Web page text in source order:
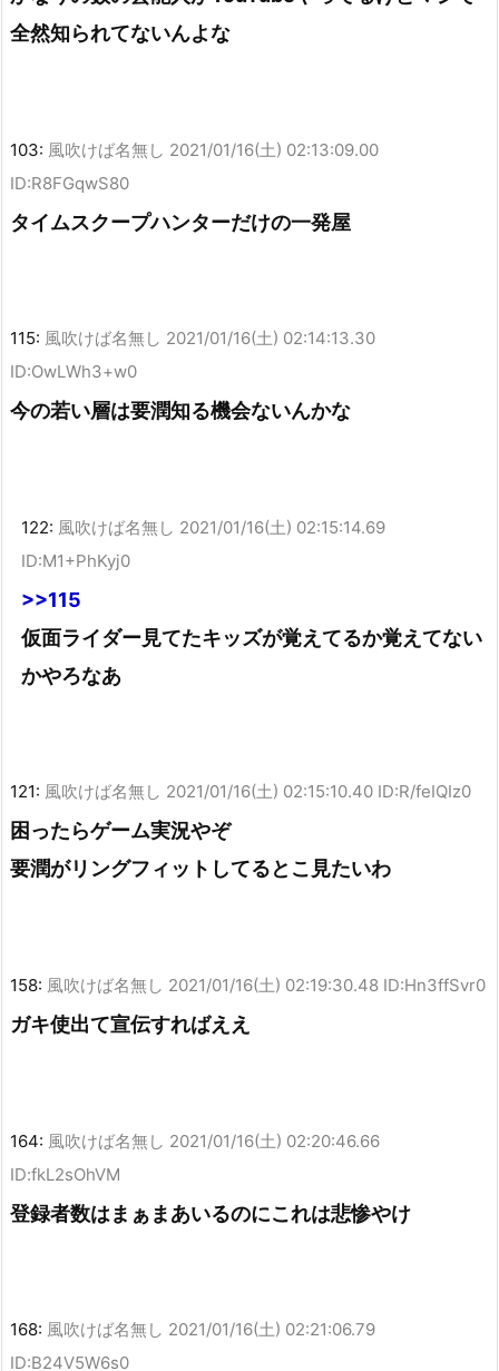
全然知られてないんよな
103: 風吹けば名無し 2021/01/16(土) 02:13:09.00
ID:R8FGqwS80
タイムスクープハンターだけの一発屋
115: 風吹けば名無し 2021/01/16(土) 02:14:13.30
ID:OwLWh3+w0
今の若い層は要潤知る機会ないんかな
122: 風吹けば名無し 2021/01/16(土) 02:15:14.69
ID:M1+PhKyj0
>>115
仮面ライダー見てたキッズが覚えてるか覚えてない
かやろなあ
121: 風吹けば名無し 2021/01/16(土) 02:15:10.40 ID:R/feIQIz0
困ったらゲーム実況やぞ
要潤がリングフィットしてるとこ見たいわ
158: 風吹けば名無し 2021/01/16(土) 02:19:30.48 ID:Hn3ffSvr0
ガキ使出て宣伝すればええ
164: 風吹けば名無し 2021/01/16(土) 02:20:46.66
ID:fkL2sOhVM
登録者数はまぁまあいるのにこれは悲惨やけ
168: 風吹けば名無し 2021/01/16(土) 02:21:06.79
ID:B24V5W6s0